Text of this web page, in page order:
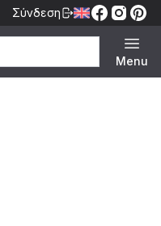
Σύνδεση
Menu